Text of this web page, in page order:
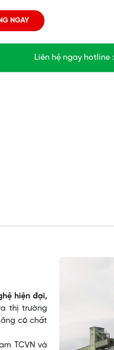
NGAY
Liên hệ ngay hotline :
hiện đại,
thị trường
có chất
TCVN và